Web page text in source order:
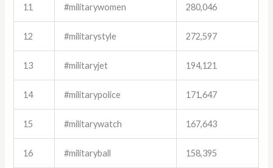
11 #militarywomen 280,046
12 #militarystyle 272,597
13 #militaryjet 194,121
14 #militarypolice 171,647
15 #militarywatch 167,643
16 #militaryball 158,395